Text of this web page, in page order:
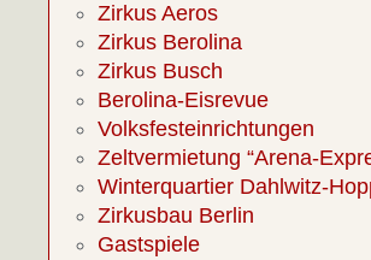
Zirkus Aeros
Zirkus Berolina
Zirkus Busch
Berolina-Eisrevue
Volksfesteinrichtungen
Zeltvermietung “Arena-
Winterquartier Dahlwitz-
Zirkusbau Berlin
Gastspiele